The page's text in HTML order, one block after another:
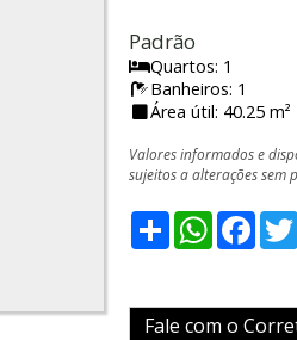
Padrão
Quartos: 1
Banheiros: 1
Área útil: 40.25 m²
Valores informados e
sujeitos a alterações sem
Share
Fale com o